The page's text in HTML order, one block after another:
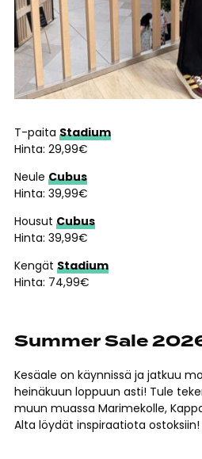
T-paita Stadium
Hinta: 29,99€
Neule Cubus
Hinta: 39,99€
Housut Cubus
Hinta: 39,99€
Kengät Stadium
Hinta: 74,99€
Summer Sale
Kesäale on käynnissä ja jatkuu
heinäkuun loppuun asti! Tule
muun muassa Marimekolle,
Alta löydät inspiraatiota ostoksiin!